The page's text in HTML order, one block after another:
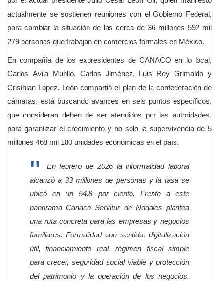
actualmente se sostienen reuniones con el Gobierno Federal,
para cambiar la situación de las cerca de 36 millones 592 mil
279 personas que trabajan en comercios formales en México.
En compañía de los expresidentes de CANACO en lo local,
Carlos Ávila Murillo, Carlos Jiménez, Luis Rey Grimaldo y
Cristhian López, León compartió el plan de la confederación de
cámaras, está buscando avances en seis puntos específicos,
que consideran deben de ser atendidos por las autoridades,
para garantizar el crecimiento y no solo la supervivencia de 5
millones 468 mil 180 unidades económicas en el país.
En febrero de 2026 la informalidad laboral
alcanzó a 33 millones de personas y la tasa se
ubicó en un 54.8 por ciento. Frente a este
panorama Canaco Servitur de Nogales plantea
una ruta concreta para las empresas y negocios
familiares. Formalidad con sentido, digitalización
útil, financiamiento real, régimen fiscal simple
para crecer, seguridad social viable y protección
del patrimonio y la operación de los negocios.